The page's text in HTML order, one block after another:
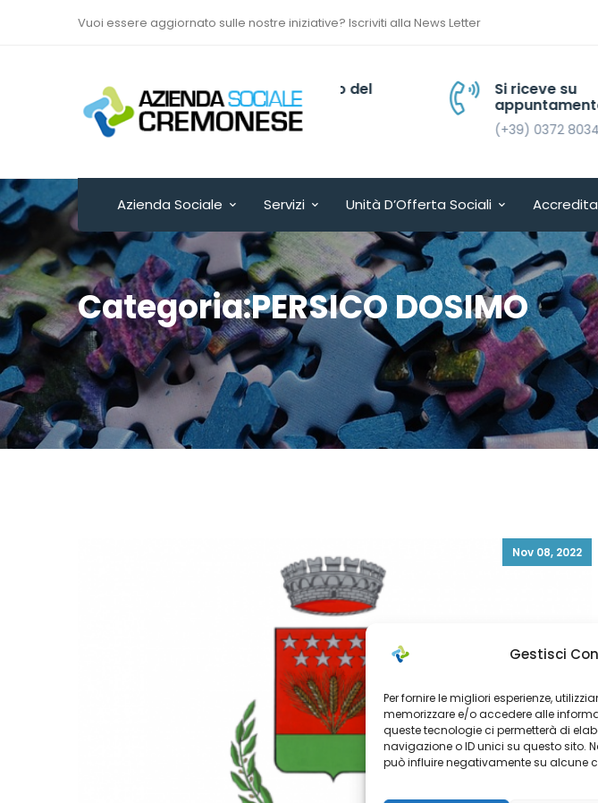
Gestisci
Per fornire le migliori esperienze,
memorizzare e/o accedere alle
queste tecnologie ci permetterà di
navigazione o ID unici su questo sito.
può influire negativamente su alcune
Vuoi essere aggiornato sulle nostre iniziative? Iscriviti alla News Letter
Via Sant’Antonio del
Fuoco n. 9/A
Cremona - ITALY
Si riceve su
appuntamento
(+39) 0372 803430
Azienda Sociale Servizi Unità D’Offerta Sociali
Categoria:PERSICO DOSIMO
Nov 08, 2022